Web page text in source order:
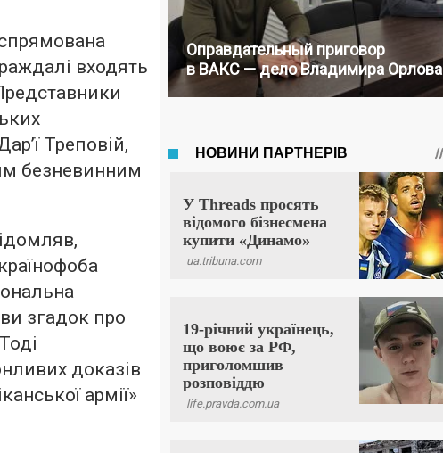
входять
Треповій,
безневинним
згадок про
доказів
армії»
Оправдательный приговор
в ВАКС — дело Владимира Орлова